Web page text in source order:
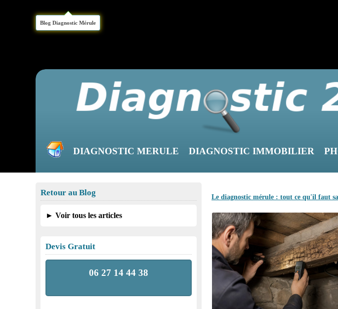
Blog Diagnostic Mérule
DIAGNOSTIC MERULE DIAGNOSTIC IMMOBILIER
Le diagnostic mérule : tout ce qu'il faut
Retour au Blog
► Voir tous les articles
Devis Gratuit
06 27 14 44 38